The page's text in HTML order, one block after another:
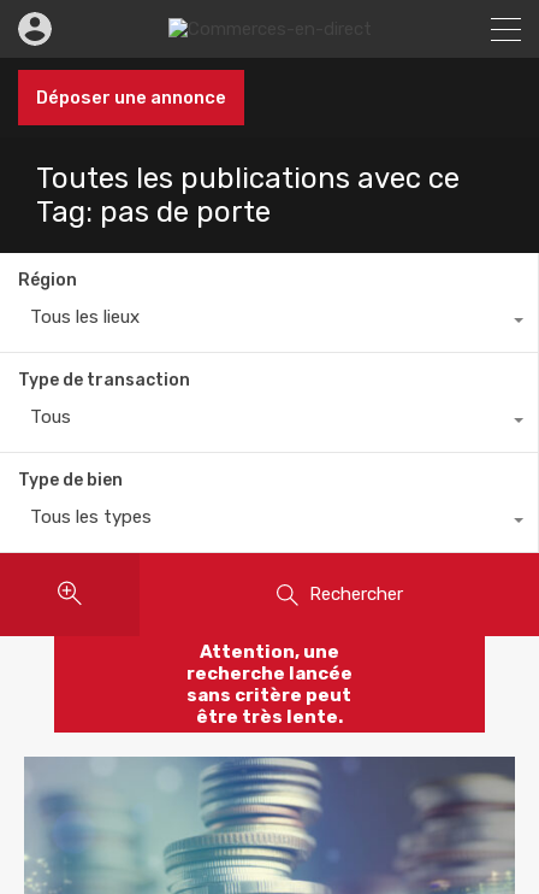
Déposer une annonce
Toutes les publications avec ce
Tag: pas de porte
Région
Tous les lieux
Type de transaction
Tous
Type de bien
Tous les types
Rechercher
Attention, une
recherche lancée
sans critère peut
être très lente.